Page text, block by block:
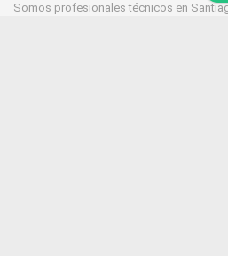
Somos profesionales técnicos en